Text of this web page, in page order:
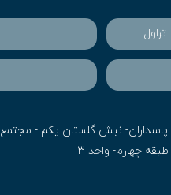
تراول
پاسداران- نبش گلستان یکم - مجتمع
چهارم- واحد ۳